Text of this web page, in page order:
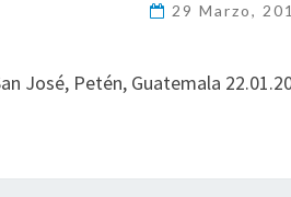
29 Marzo,
José, Petén, Guatemala